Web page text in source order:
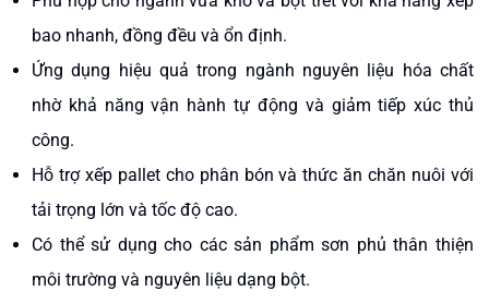
bao nhanh, đồng đều và ổn định.
Ứng dụng hiệu quả trong ngành nguyên liệu hóa chất
nhờ khả năng vận hành tự động và giảm tiếp xúc thủ
công.
Hỗ trợ xếp pallet cho phân bón và thức ăn chăn nuôi với
tải trọng lớn và tốc độ cao.
Có thể sử dụng cho các sản phẩm sơn phủ thân thiện
môi trường và nguyên liệu dạng bột.